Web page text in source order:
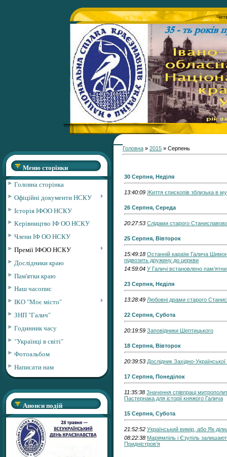
Меню сторінки
Головна сторінка
Офіційні документи НСКУ
Історія ІФОО НСКУ
Керівництво ІФ ОО НСКУ
Члени ІФ ОО НСКУ
Премії ІФОО НСКУ
Дослідники краю
Пам'ятки краю
Наш часопис
ІКО "Моє місто"
ЗНП "Галич"
Годинник часу
"Українці в світі"
Фотоальбом
Написати нам
Анонси подій
Головна » 2015 » Серпень
30 Серпня, Неділя
13:40:09 Життя єпископів зблизька в
26 Серпня, Середа
20:27:53 Слідами старого
25 Серпня, Вівторок
15:49:18 Останній караїм Галича
підвозить дружину до церкви
14:59:04 У Галичі встановлено
23 Серпня, Неділя
13:28:49 Любовні драми старого
22 Серпня, Субота
20:19:59 Заповідники Шептицького
18 Серпня, Вівторок
20:39:53 Дослідник Західно-
17 Серпня, Понеділок
11:35:38 Значення співпраці
Пастернака для історії княжого Галича
15 Серпня, Субота
21:52:52 Український вимір, або Як
08:22:38 Маріямпіль і Єзупіль
Придністров’я